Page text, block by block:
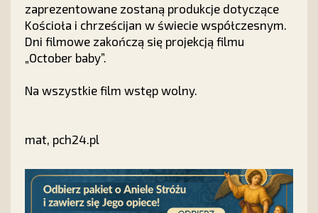
zaprezentowane zostaną produkcje dotyczące
Kościoła i chrześcijan w świecie współczesnym.
Dni filmowe zakończą się projekcją filmu
„October baby”.
Na wszystkie film wstęp wolny.
mat, pch24.pl